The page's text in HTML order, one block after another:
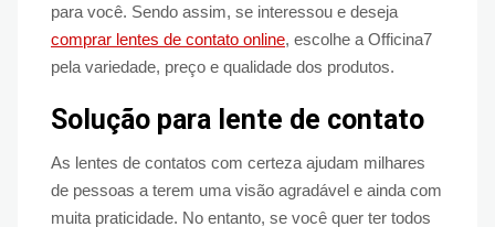
para você. Sendo assim, se interessou e deseja
comprar lentes de contato online, escolhe a Officina7
pela variedade, preço e qualidade dos produtos.
Solução para lente de contato
As lentes de contatos com certeza ajudam milhares
de pessoas a terem uma visão agradável e ainda com
muita praticidade. No entanto, se você quer ter todos